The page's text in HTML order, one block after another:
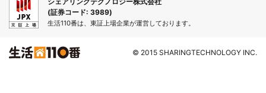
(証券コード: 3989)
生活110番は、東証上場企業が運営しております。
© 2015 SHARINGTECHNOLOGY INC.